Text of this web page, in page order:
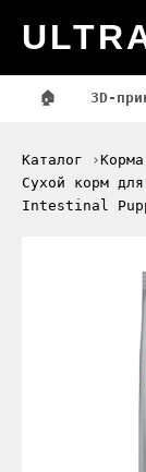
🏠 3D-
Каталог
Сухой корм
Intestinal